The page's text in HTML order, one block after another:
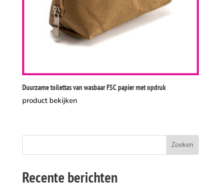
Duurzame toilettas van wasbaar FSC papier met opdruk
product bekijken
Recente berichten